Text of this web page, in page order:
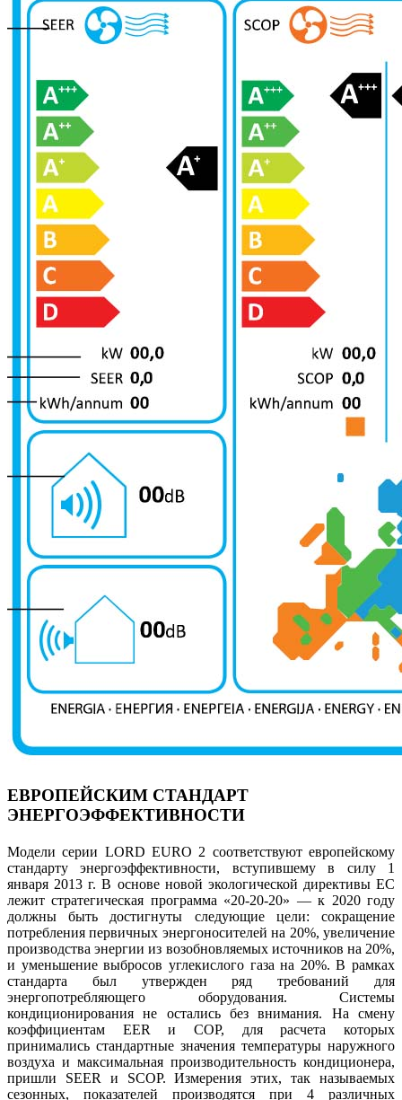
ЕВРОПЕЙСКИМ СТАНДАРТ
ЭНЕРГОЭФФЕКТИВНОСТИ
Модели серии LORD EURO 2 соответствуют европейскому
стандарту энергоэффективности, вступившему в силу 1
января 2013 г. В основе новой экологической директивы ЕС
лежит стратегическая программа «20-20-20» — к 2020 году
должны быть достигнуты следующие цели: сокращение
потребления первичных энергоносителей на 20%, увеличение
производства энергии из возобновляемых источников на 20%,
и уменьшение выбросов углекислого газа на 20%. В рамках
стандарта был утвержден ряд требований для
энергопотребляющего оборудования. Системы
кондиционирования не остались без внимания. На смену
коэффициентам EER и СОР, для расчета которых
принимались стандартные значения температуры наружного
воздуха и максимальная производительность кондиционера,
пришли SEER и SCOP. Измерения этих, так называемых
сезонных, показателей производятся при 4 различных